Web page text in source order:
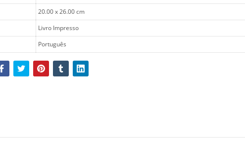
20.00 x 26.00 cm
Livro Impresso
Português